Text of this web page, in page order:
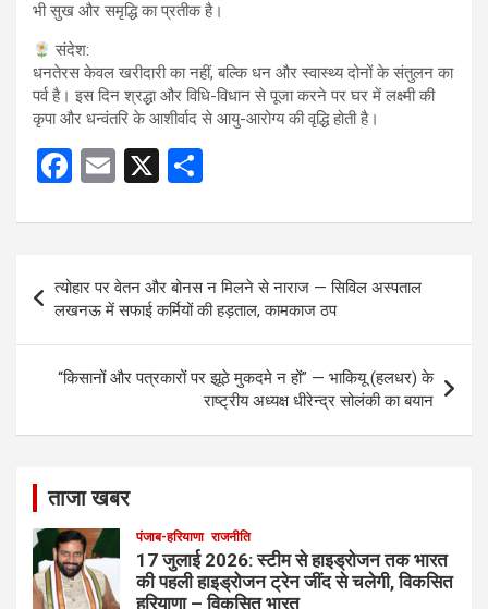
भी सुख और समृद्धि का प्रतीक है।
संदेश:
धनतेरस केवल खरीदारी का नहीं, बल्कि धन और स्वास्थ्य दोनों के संतुलन का
पर्व है। इस दिन श्रद्धा और विधि-विधान से पूजा करने पर घर में लक्ष्मी की
कृपा और धन्वंतरि के आशीर्वाद से आयु-आरोग्य की वृद्धि होती है।
F
ce
o
o
k
E
ail
X
ar
Post
navigation
त्योहार पर वेतन और बोनस न मिलने से नाराज — सिविल अस्पताल
लखनऊ में सफाई कर्मियों की हड़ताल, कामकाज ठप
“किसानों और पत्रकारों पर झूठे मुकदमे न हों” — भाकियू (हलधर) के
राष्ट्रीय अध्यक्ष धीरेन्द्र सोलंकी का बयान
ताजा खबर
पंजाब-हरियाणा राजनीति
17 जुलाई 2026: स्टीम से हाइड्रोजन तक भारत
की पहली हाइड्रोजन ट्रेन जींद से चलेगी, विकसित
हरियाणा – विकसित भारत